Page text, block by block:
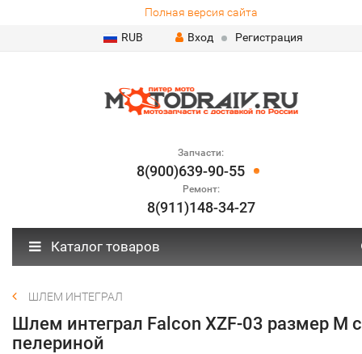
Полная версия сайта
RUB
Вход Регистрация
Запчасти:
8(900)639-90-55
Ремонт:
8(911)148-34-27
Каталог товаров
ШЛЕМ ИНТЕГРАЛ
Шлем интеграл Falcon XZF-03 размер M c
пелериной